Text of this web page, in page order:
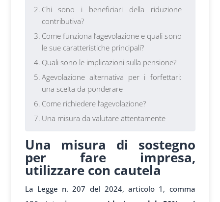
Chi sono i beneficiari della riduzione
contributiva?
Come funziona l’agevolazione e quali sono
le sue caratteristiche principali?
Quali sono le implicazioni sulla pensione?
Agevolazione alternativa per i forfettari:
una scelta da ponderare
Come richiedere l’agevolazione?
Una misura da valutare attentamente
Una misura di sostegno
per fare impresa,
utilizzare con cautela
La Legge n. 207 del 2024, articolo 1, comma